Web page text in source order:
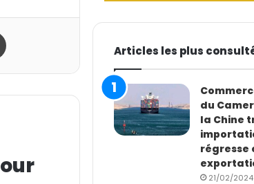
Articles les plus
du
la Chine
régresse
21/02/2024